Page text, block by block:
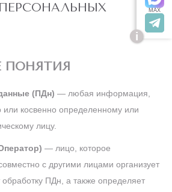
ПОНЯТИЯ
(ПДн) — любая информация,
косвенно определенному или
лицу.
— лицо, которое
с другими лицами организует
ПДн, а также определяет
i
MAX